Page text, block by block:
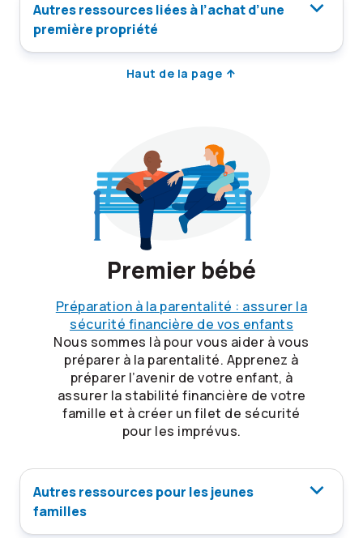
Autres ressources liées à l’achat d’une
première propriété
Haut de la page
Premier bébé
Préparation à la parentalité : assurer la
sécurité financière de vos enfants
Nous sommes là pour vous aider à vous
préparer à la parentalité. Apprenez à
préparer l’avenir de votre enfant, à
assurer la stabilité financière de votre
famille et à créer un filet de sécurité
pour les imprévus.
Autres ressources pour les jeunes
familles